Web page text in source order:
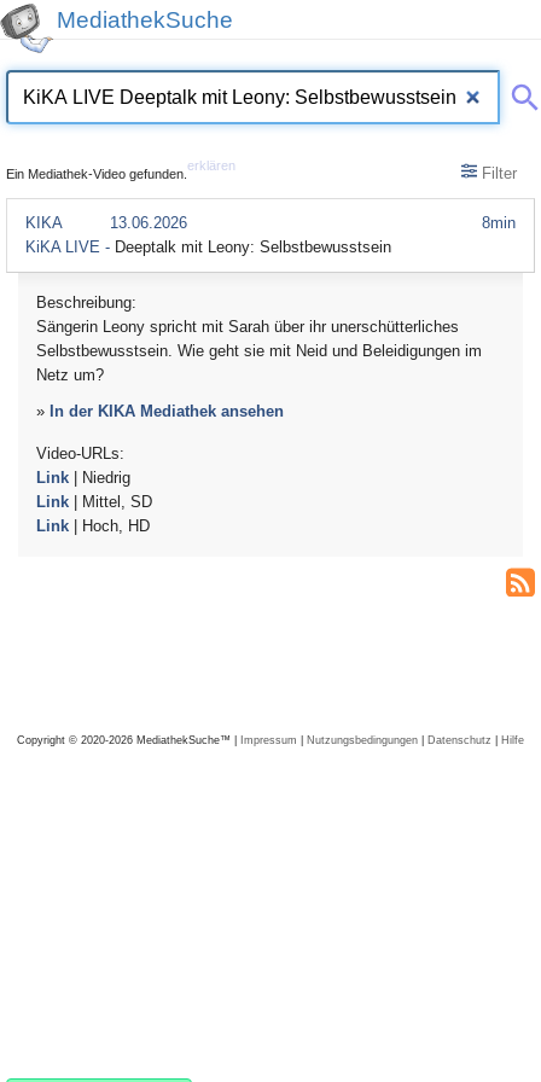
MediathekSuche
Ein Mediathek-Video gefunden.
erklären Filter
8min
KIKA
13.06.2026
KiKA LIVE - Deeptalk mit Leony: Selbstbewusstsein
Beschreibung:
Sängerin Leony spricht mit Sarah über ihr unerschütterliches
Selbstbewusstsein. Wie geht sie mit Neid und Beleidigungen im
Netz um?
» In der KIKA Mediathek ansehen
Video-URLs:
Link | Niedrig
Link | Mittel, SD
Link | Hoch, HD
Copyright © 2020-2026 MediathekSuche™ | Impressum | Nutzungsbedingungen | Datenschutz | Hilfe